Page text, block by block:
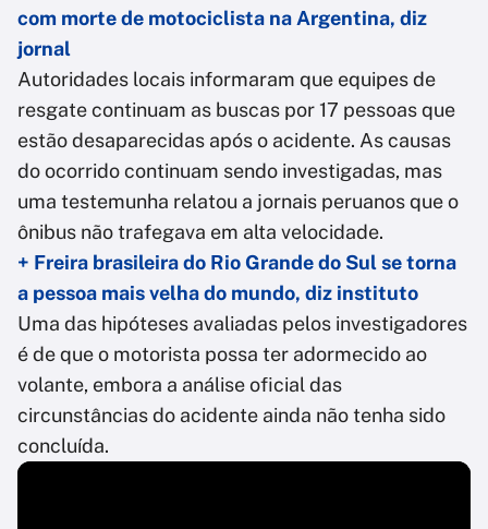
com morte de motociclista na Argentina, diz
jornal
Autoridades locais informaram que equipes de
resgate continuam as buscas por 17 pessoas que
estão desaparecidas após o acidente. As causas
do ocorrido continuam sendo investigadas, mas
uma testemunha relatou a jornais peruanos que o
ônibus não trafegava em alta velocidade.
+ Freira brasileira do Rio Grande do Sul se torna
a pessoa mais velha do mundo, diz instituto
Uma das hipóteses avaliadas pelos investigadores
é de que o motorista possa ter adormecido ao
volante, embora a análise oficial das
circunstâncias do acidente ainda não tenha sido
concluída.